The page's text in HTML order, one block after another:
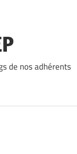
de nos adhérents